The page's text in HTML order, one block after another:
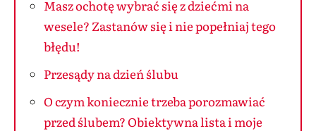
Masz ochotę wybrać się z dziećmi na
wesele? Zastanów się i nie popełniaj tego
błędu!
Przesądy na dzień ślubu
O czym koniecznie trzeba porozmawiać
przed ślubem? Obiektywna lista i moje